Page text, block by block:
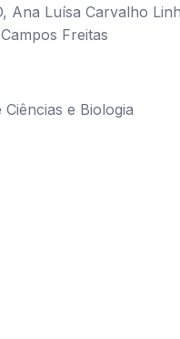
Ana Luísa Carvalho
Freitas
e Biologia